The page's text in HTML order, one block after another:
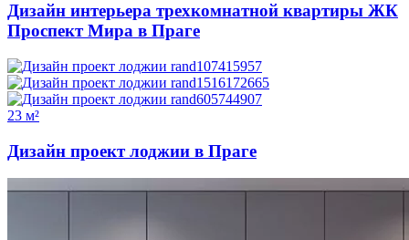
Дизайн интерьера трехкомнатной квартиры ЖК
Проспект Мира в Праге
23 м²
Дизайн проект лоджии в Праге